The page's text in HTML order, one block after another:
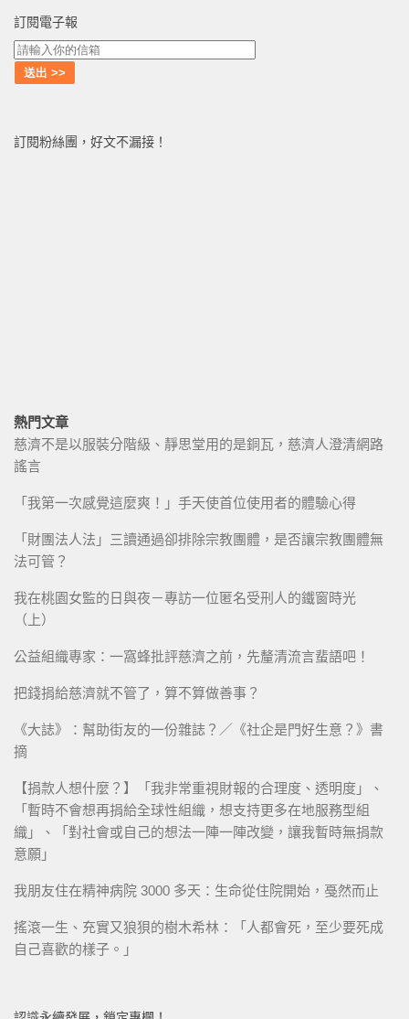
訂閱電子報
訂閱粉絲團，好文不漏接！
熱門文章
慈濟不是以服裝分階級、靜思堂用的是銅瓦，慈濟人澄清網路
謠言
「我第一次感覺這麼爽！」手天使首位使用者的體驗心得
「財團法人法」三讀通過卻排除宗教團體，是否讓宗教團體無
法可管？
我在桃園女監的日與夜－專訪一位匿名受刑人的鐵窗時光
（上）
公益組織專家：一窩蜂批評慈濟之前，先釐清流言蜚語吧！
把錢捐給慈濟就不管了，算不算做善事？
《大誌》：幫助街友的一份雜誌？／《社企是門好生意？》書
摘
【捐款人想什麼？】「我非常重視財報的合理度、透明度」、
「暫時不會想再捐給全球性組織，想支持更多在地服務型組
織」、「對社會或自己的想法一陣一陣改變，讓我暫時無捐款
意願」
我朋友住在精神病院 3000 多天：生命從住院開始，戞然而止
搖滾一生、充實又狼狽的樹木希林：「人都會死，至少要死成
自己喜歡的樣子。」